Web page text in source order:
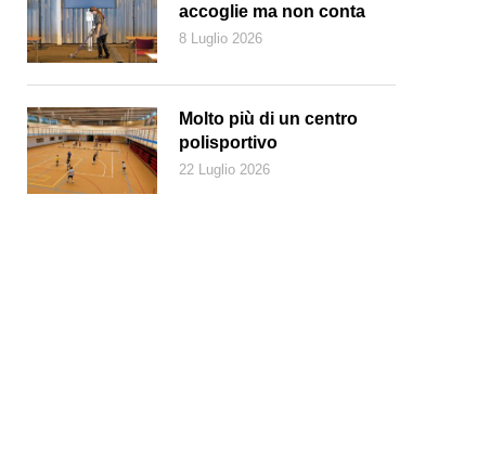
accoglie ma non conta
8 Luglio 2026
Molto più di un centro
polisportivo
22 Luglio 2026